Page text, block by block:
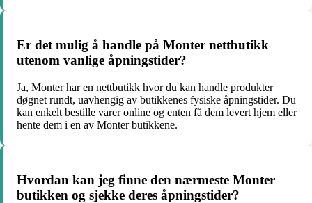
Er det mulig å handle på Monter nettbutikk
utenom vanlige åpningstider?
Ja, Monter har en nettbutikk hvor du kan handle produkter
døgnet rundt, uavhengig av butikkenes fysiske åpningstider. Du
kan enkelt bestille varer online og enten få dem levert hjem eller
hente dem i en av Monter butikkene.
Hvordan kan jeg finne den nærmeste Monter
butikken og sjekke deres åpningstider?